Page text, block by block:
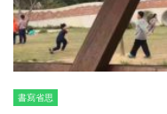
書寫省思